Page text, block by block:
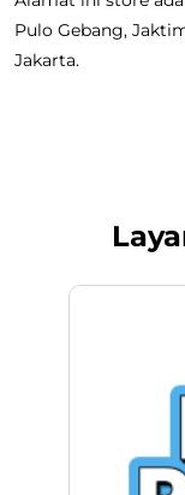
Pulo Gebang,
Jakarta.